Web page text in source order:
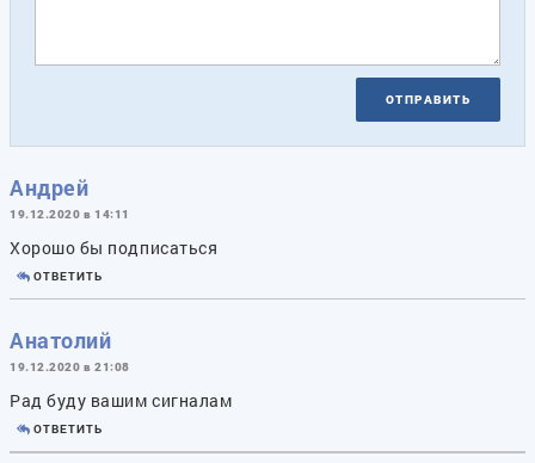
ОТПРАВИТЬ
Андрей
19.12.2020 в 14:11
Хорошо бы подписаться
ОТВЕТИТЬ
Анатолий
19.12.2020 в 21:08
Рад буду вашим сигналам
ОТВЕТИТЬ